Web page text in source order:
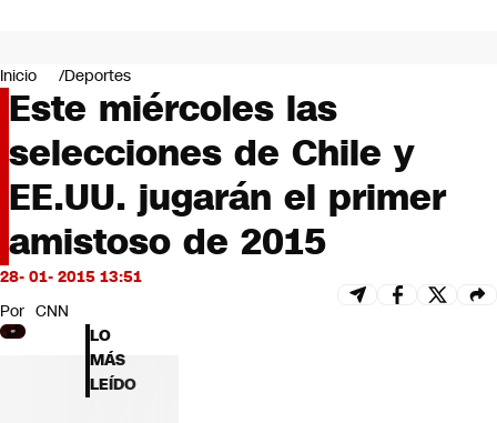
Negocios
Deportes
Programas completos
Cultura
Servicios
Bits
CNN tiempo
Futuro 360
Inicio Deportes
Este miércoles las
selecciones de Chile y
EE.UU. jugarán el primer
amistoso de 2015
28- 01- 2015 13:51
Por CNN
LO
MÁS
LEÍDO